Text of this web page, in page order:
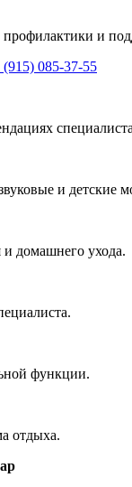
профилактики и
(915) 085-37-55
и детские
и домашнего ухода.
функции.
отдыха.